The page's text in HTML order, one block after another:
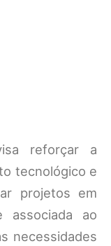
reforçar a
tecnológico e
projetos em
associada ao
necessidades